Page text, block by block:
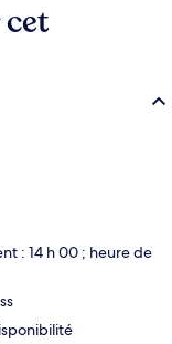
: 14 h 00 ; heure de